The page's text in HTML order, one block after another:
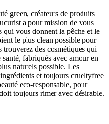
green, créateurs de produits
a pour mission de vous
qui vous donnent la pêche et le
le plus clean possible pour
des cosmétiques qui
fabriqués avec amour en
naturels possible. Les
et toujours crueltyfree
eco-responsable, pour
toujours rimer avec désirable.